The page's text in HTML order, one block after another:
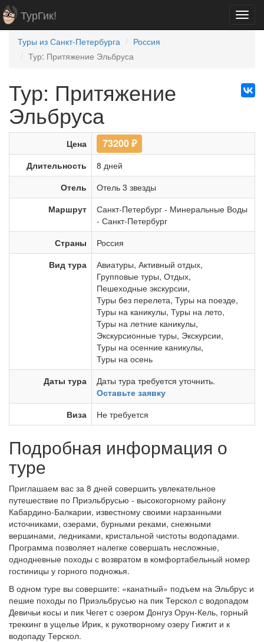
ТурГик!
Туры из Санкт-Петербурга
Россия
Тур: Притяжение Эльбруса
Тур: Притяжение
Эльбруса
Цена 73200₽
Длительность
8 дней
Отель
Отель 3 звезды
Маршрут
Санкт-Петербург - Минеральные Воды
- Санкт-Петербург
Страны
Россия
Вид тура
Авиатуры, Активный отдых,
Групповые туры, Отдых,
Пешеходные экскурсии,
Туры без перелета, Туры на поезде,
Туры на каникулы, Туры на лето,
Туры на летние каникулы,
Экскурсионные туры, Экскурсии,
Туры на осенние каникулы,
Туры на осень
Даты тура
Даты тура требуется уточнить.
Оставьте заявку
Виза
Не требуется
Подробная информация о
туре
Приглашаем вас за 8 дней совершить увлекательное
путешествие по Приэльбрусью - высокогорному району
Кабардино-Балкарии, известному своими нарзанными
источниками, озерами, бурными реками, снежными
вершинами, ледниками, кристальной чистоты водопадами.
Программа позволяет налегке совершать несложные,
однодневные походы с возвратом в комфортабельный номер
гостиницы у горного подножья.
В одном туре вы совершите: «канатный» подъем на Эльбрус и
пешие походы по Приэльбрусью на пик Терскол с водопадом
Девичьи косы и пик Чегет с озером Донгуз Орун-Кель, горный
треккинг в ущелье Ирик, к рукотворному озеру Гижгит и к
водопаду Терскол.